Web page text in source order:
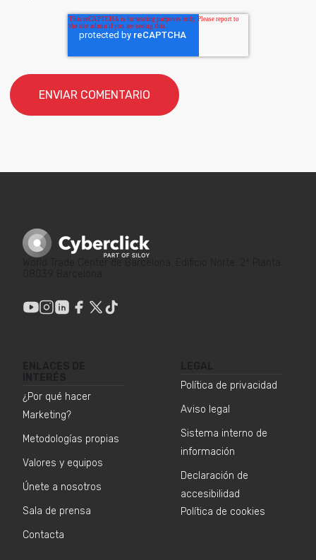
¿Por qué hacer
Marketing?
Metodologías propias
Valores y equipos
Únete a nosotros
Sala de prensa
Contacta
Política de privacidad
Aviso legal
Sistema interno de
información
Declaración de
accesibilidad
Política de cookies